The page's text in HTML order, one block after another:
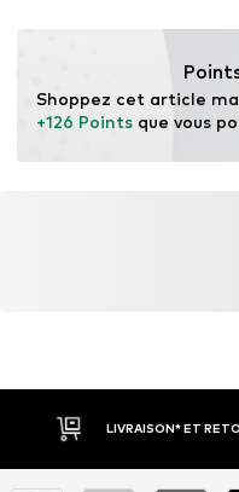
+126 Points que vous
LIVRAISON* ET